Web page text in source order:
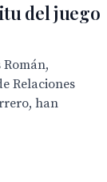
del juego
Román,
Relaciones
han